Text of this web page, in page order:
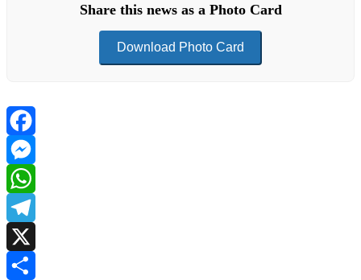
Share this news as a Photo Card
Download Photo Card
Facebook
Messenger
WhatsApp
Telegram
X